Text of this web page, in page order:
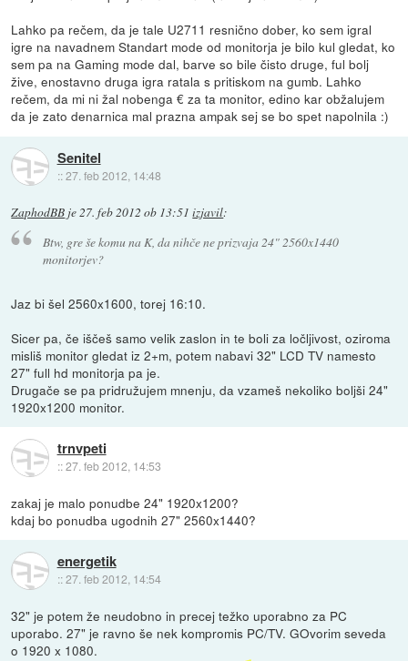
Lahko pa rečem, da je tale U2711 resnično dober, ko sem igral
igre na navadnem Standart mode od monitorja je bilo kul gledat, ko
sem pa na Gaming mode dal, barve so bile čisto druge, ful bolj
žive, enostavno druga igra ratala s pritiskom na gumb. Lahko
rečem, da mi ni žal nobenga € za ta monitor, edino kar obžalujem
da je zato denarnica mal prazna ampak sej se bo spet napolnila :)
Senitel
::27. feb 2012, 14:48
ZaphodBB je 27. feb 2012 ob 13:51 izjavil:
Btw, gre še komu na K, da nihče ne prizvaja 24" 2560x1440
monitorjev?
Jaz bi šel 2560x1600, torej 16:10.
Sicer pa, če iščeš samo velik zaslon in te boli za ločljivost, oziroma
misliš monitor gledat iz 2+m, potem nabavi 32" LCD TV namesto
27" full hd monitorja pa je.
Drugače se pa pridružujem mnenju, da vzameš nekoliko boljši 24"
1920x1200 monitor.
trnvpeti
::27. feb 2012, 14:53
zakaj je malo ponudbe 24" 1920x1200?
kdaj bo ponudba ugodnih 27" 2560x1440?
energetik
::27. feb 2012, 14:54
32" je potem že neudobno in precej težko uporabno za PC
uporabo. 27" je ravno še nek kompromis PC/TV. GOvorim seveda
o 1920 x 1080.